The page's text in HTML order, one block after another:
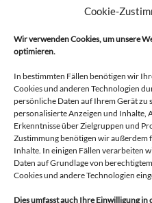
Cookie-
Wir verwenden Cookies, um unsere
optimieren.
In bestimmten Fällen benötigen wir
Cookies und anderen Technologien
persönliche Daten auf Ihrem Gerät
personalisierte Anzeigen und Inhalte,
Erkenntnisse über Zielgruppen und
Zustimmung benötigen wir
Inhalte. In einigen Fällen verarbeiten
Daten auf Grundlage von
Cookies und andere Technologien
Dies umfasst auch Ihre Einwilligung
Initiativbewerbung
Bewerbungsgespräch
Datenschutz
Impressum
Cookie-Richtlinie (EU)
BESTpro